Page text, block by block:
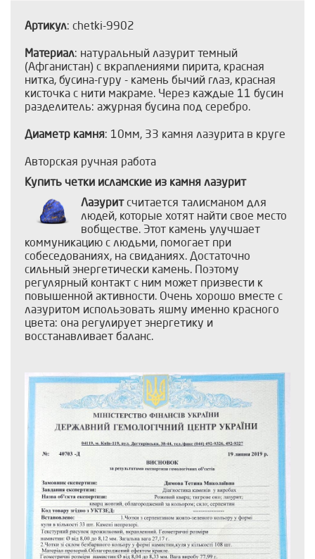
Артикул: chetki-9902
Материал: натуральный лазурит темный
(Афганистан) с вкраплениями пирита, красная
нитка, бусина-гуру - камень бычий глаз, красная
кисточка с нити макраме. Через каждые 11 бусин
разделитель: ажурная бусина под серебро.
Диаметр камня: 10мм, 33 камня лазурита в круге
Авторская ручная работа
Купить четки исламские из камня лазурит
Лазуритсчитается талисманом для
людей, которые хотят найти свое место
вобществе. Этот камень улучшает
коммуникацию с людьми, помогает при
собеседованиях, на свиданиях. Достаточно
сильный энергетически камень. Поэтому
регулярный контакт с ним может призвести к
повышенной активности. Очень хорошо вместе с
лазуритом использовать яшму именно красного
цвета: она регулирует энергетику и
восстанавливает баланс.